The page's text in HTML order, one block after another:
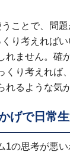
うことで、問
り考えれば
れません。確
くり考えれば
れるような気
げで日常
1の思考が悪